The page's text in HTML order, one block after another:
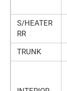
S/HEATER
RR
TRUNK